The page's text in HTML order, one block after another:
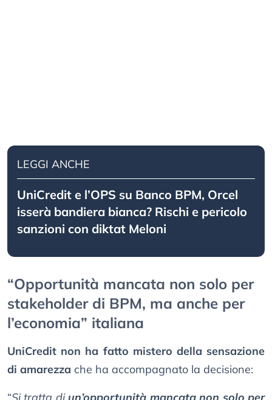
LEGGI ANCHE
UniCredit e l’OPS su Banco BPM, Orcel
isserà bandiera bianca? Rischi e pericolo
sanzioni con diktat Meloni
“Opportunità mancata non solo per
stakeholder di BPM, ma anche per
l’economia” italiana
UniCredit non ha fatto mistero della sensazione
di amarezza che ha accompagnato la decisione: